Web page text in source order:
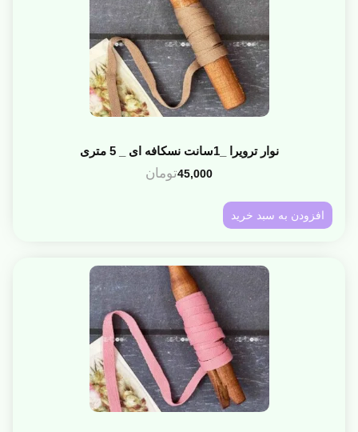
نوار ترویرا _1سانت نسکافه ای _ 5 متری
45,000تومان
افزودن به سبد خرید